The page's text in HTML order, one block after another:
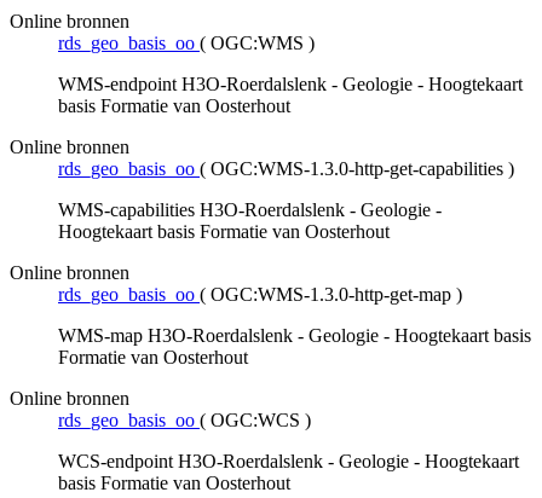
Online bronnen
rds_geo_basis_oo ( OGC:WMS )
WMS-endpoint H3O-Roerdalslenk - Geologie - Hoogtekaart
basis Formatie van Oosterhout
Online bronnen
rds_geo_basis_oo ( OGC:WMS-1.3.0-http-get-capabilities )
WMS-capabilities H3O-Roerdalslenk - Geologie -
Hoogtekaart basis Formatie van Oosterhout
Online bronnen
rds_geo_basis_oo ( OGC:WMS-1.3.0-http-get-map )
WMS-map H3O-Roerdalslenk - Geologie - Hoogtekaart basis
Formatie van Oosterhout
Online bronnen
rds_geo_basis_oo ( OGC:WCS )
WCS-endpoint H3O-Roerdalslenk - Geologie - Hoogtekaart
basis Formatie van Oosterhout